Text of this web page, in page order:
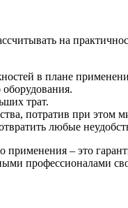
на
в плане
трат.
потратив при этом
любые
– это
профессионалами